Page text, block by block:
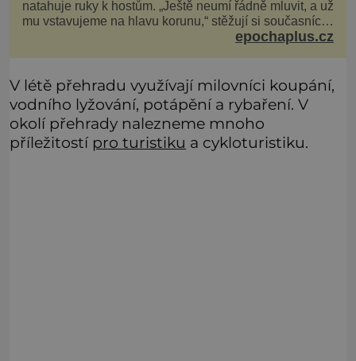
natahuje ruky k hostům. „Ještě neumí řádně mluvit, a už
mu vstavujeme na hlavu korunu,“ stěžují si současníci,
pro které je k neuvěření, že droboučký princ se dnes
epochaplus.cz
V létě přehradu využívají milovníci koupání,
vodního lyžování, potápění a rybaření. V
okolí přehrady nalezneme mnoho
příležitostí pro turistiku a cykloturistiku.